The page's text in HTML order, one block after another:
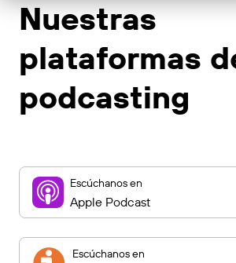
Nuestras
plataformas
podcasting
Escúchanos en
Apple Podcast
Escúchanos en